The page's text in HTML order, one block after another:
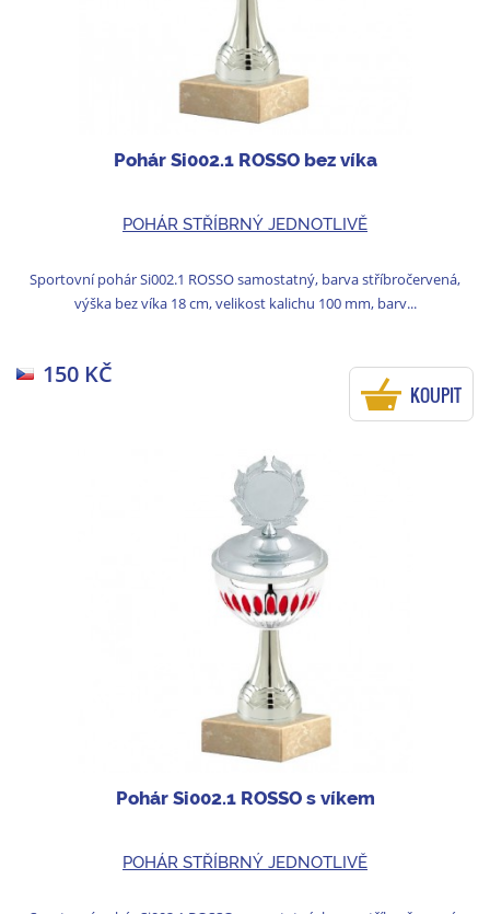
Pohár Si002.1 ROSSO bez víka
POHÁR STŘÍBRNÝ JEDNOTLIVĚ
Sportovní pohár Si002.1 ROSSO samostatný, barva stříbročervená,
výška bez víka 18 cm, velikost kalichu 100 mm, barv...
150 KČ
KOUPIT
Pohár Si002.1 ROSSO s víkem
POHÁR STŘÍBRNÝ JEDNOTLIVĚ